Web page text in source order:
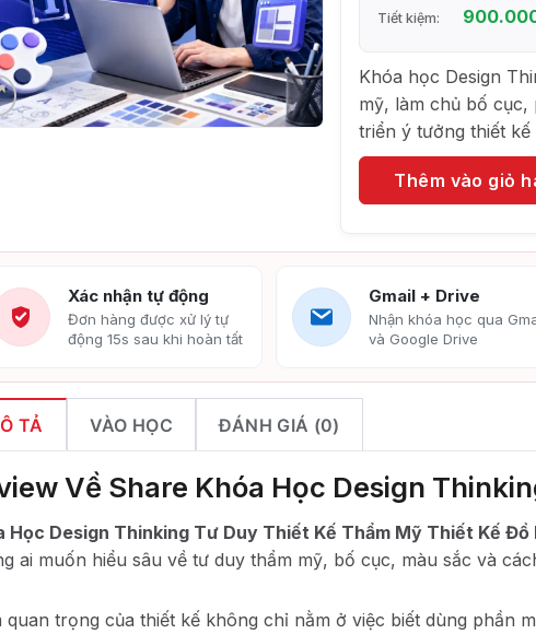
Tiết kiệm:
Khóa học Design
mỹ, làm chủ bố
triển ý tưởng thiết
Thêm vào giỏ
Xác nhận tự động
Đơn hàng được xử lý tự
động 15s sau khi hoàn tất
Gmail + Drive
Nhận khóa học qua
và Google Drive
TẢ VÀO HỌC ĐÁNH GIÁ (0)
Về Share Khóa Học Design
Học Design Thinking Tư Duy Thiết Kế Thẩm Mỹ Thiết Kế Đồ
ai muốn hiểu sâu về tư duy thẩm mỹ, bố cục, màu sắc và
quan trọng của thiết kế không chỉ nằm ở việc biết dùng phần